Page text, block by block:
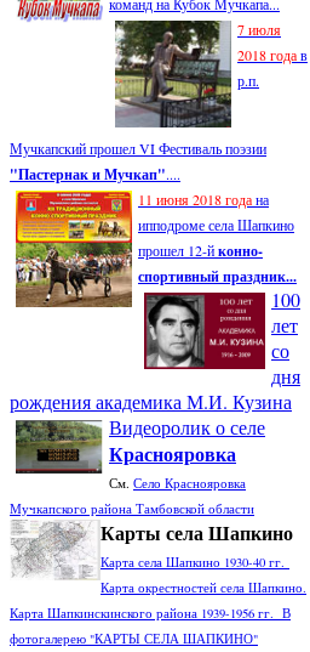
7 июля
2018 годав
р.п.
Мучкапский прошел VI Фестиваль поэзии
"Пастернак и Мучкап"....
11 июня 2018 годана
ипподроме села Шапкино
прошел 12-йконно-
спортивный праздник...
100
лет
со
дня
рождения академика М.И. Кузина
Видеоролик о селе
Краснояровка
См. Село Краснояровка
Мучкапского района Тамбовской области
Карты села Шапкино
Карта села Шапкино 1930-40 гг.
Карта окрестностей села Шапкино.
Карта Шапкинскинского района 1939-1956 гг. В
фотогалерею "КАРТЫ СЕЛА ШАПКИНО"